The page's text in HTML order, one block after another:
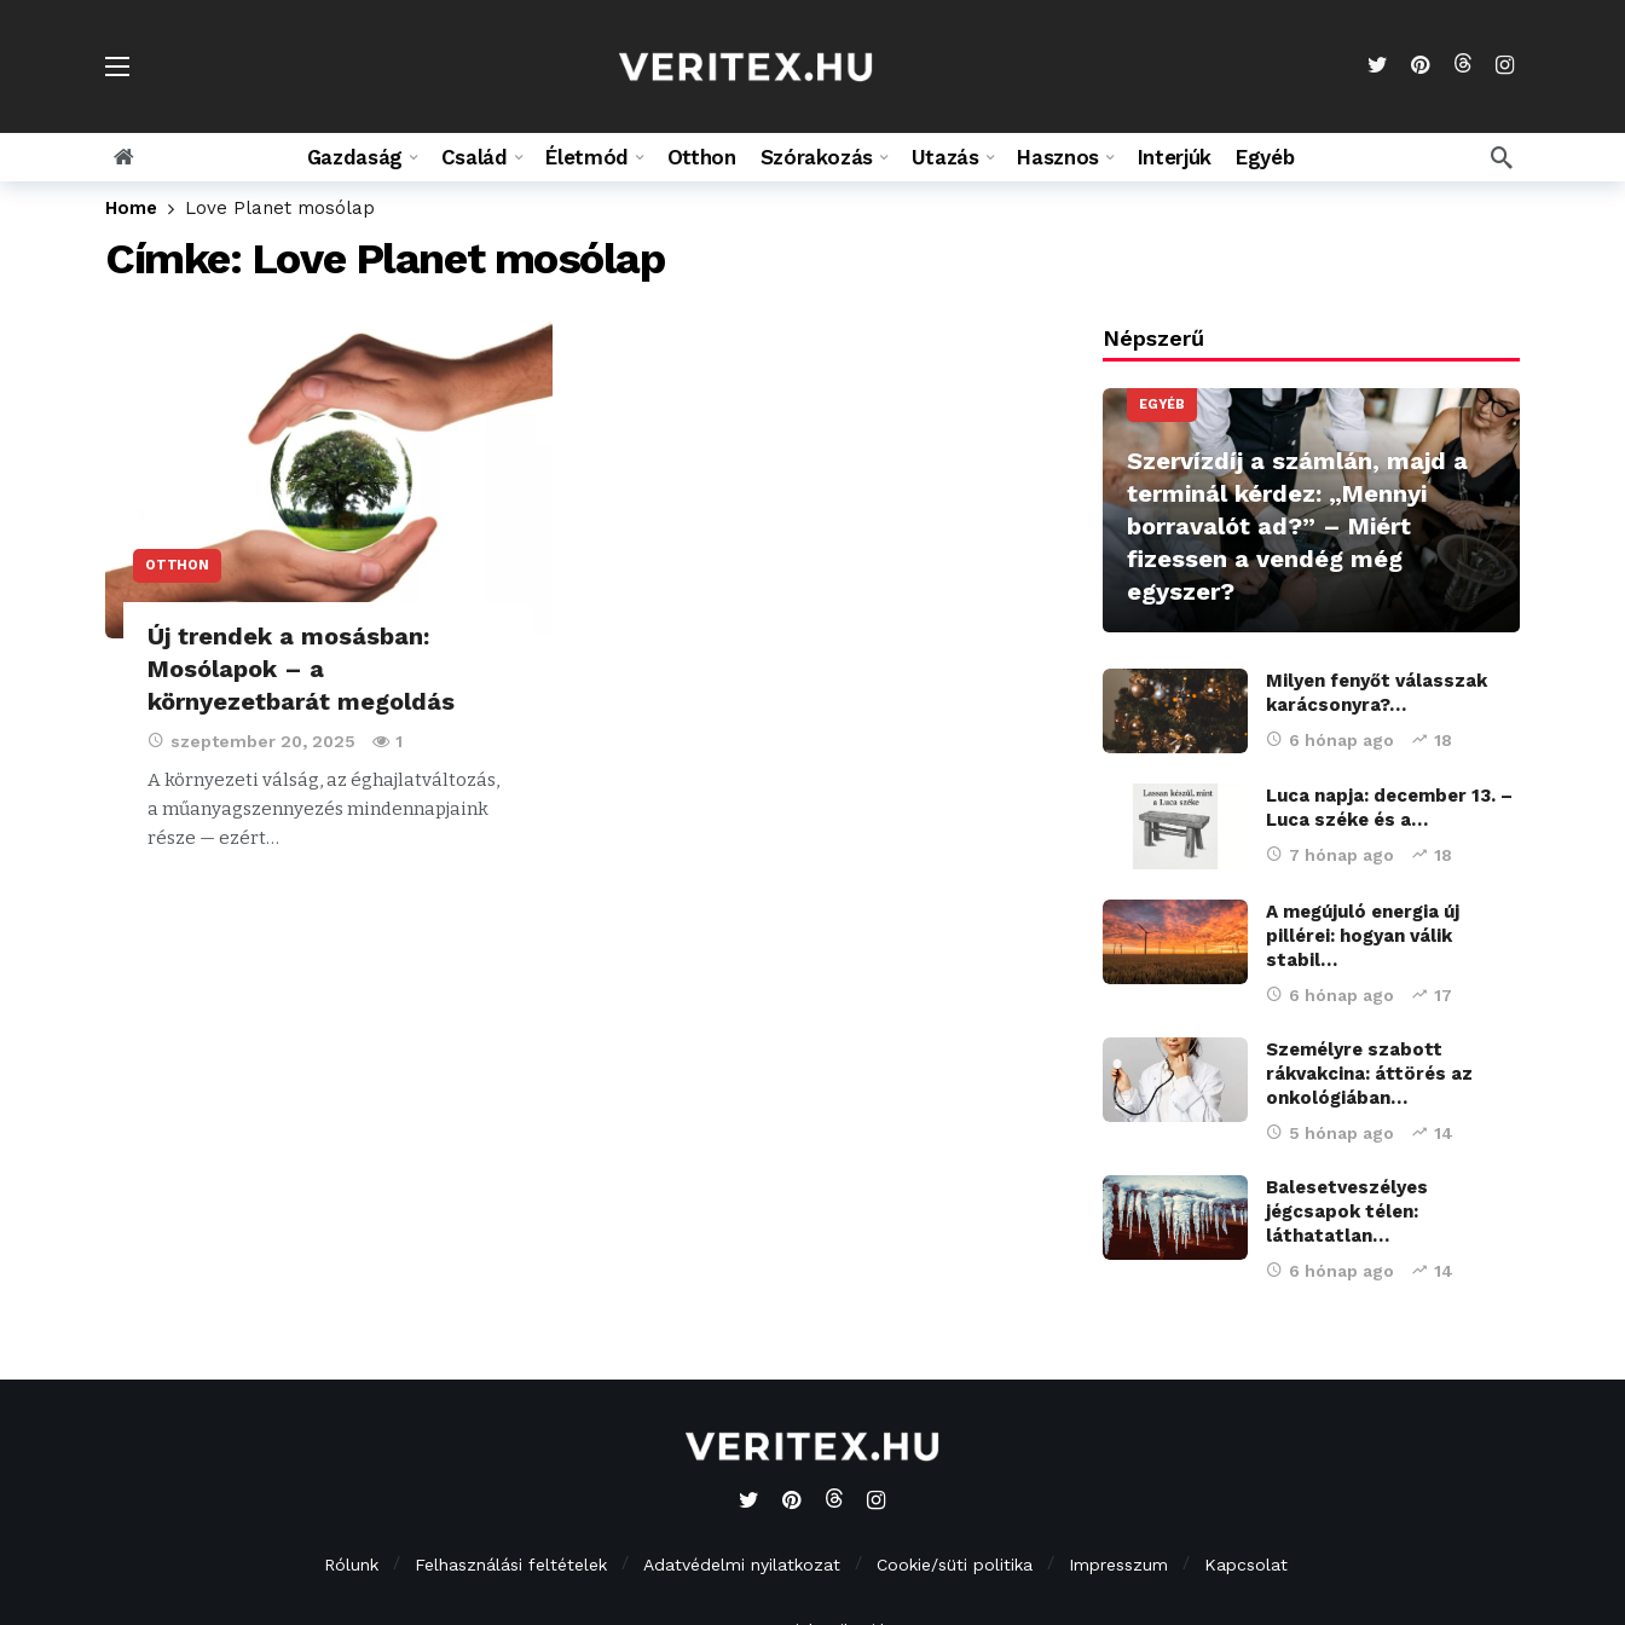
Gazdaság Család Életmód Otthon Szórakozás Utazás Hasznos Interjúk Egyéb
Home Love Planet mosólap
Címke: Love Planet mosólap
OTTHON
Új trendek a mosásban:
Mosólapok – a
környezetbarát megoldás
szeptember 20, 2025 1
A környezeti válság, az éghajlatváltozás,
a műanyagszennyezés mindennapjaink
része — ezért…
Népszerű
EGYÉB
Szervízdíj a számlán, majd a
terminál kérdez: „Mennyi
borravalót ad?” – Miért
fizessen a vendég még
egyszer?
Milyen fenyőt válasszak
karácsonyra?…
6 hónap ago 18
Luca napja: december 13. –
Luca széke és a…
7 hónap ago 18
A megújuló energia új
pillérei: hogyan válik
stabil…
6 hónap ago 17
Személyre szabott
rákvakcina: áttörés az
onkológiában…
5 hónap ago 14
Balesetveszélyes
jégcsapok télen:
láthatatlan…
6 hónap ago 14
Rólunk Felhasználási feltételek Adatvédelmi nyilatkozat Cookie/süti politika Impresszum Kapcsolat